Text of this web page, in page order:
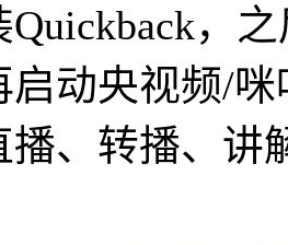
Quickback，
启动央视频/
播、转播、讲